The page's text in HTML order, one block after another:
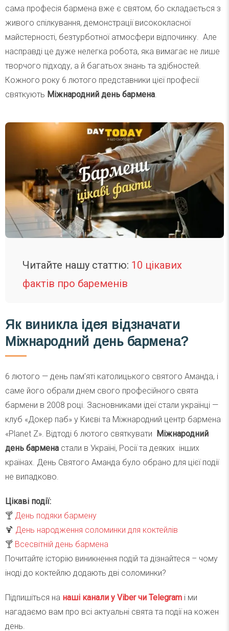
сама професія бармена вже є святом, бо складається з
живого спілкування, демонстрації висококласної
майстерності, безтурботної атмосфери відпочинку. Але
насправді це дуже нелегка робота, яка вимагає не лише
творчого підходу, а й багатьох знань та здібностей.
Кожного року 6 лютого представники цієї професії
святкують Міжнародний день бармена
Читайте нашу статтю: 10 цікавих
фактів про баременів
Як виникла ідея відзначати
Міжнародний день бармена?
6 лютого — день пам’яті католицького святого Аманда, і
саме його обрали днем свого професійного свята
бармени в 2008 році. Засновниками ідеї стали українці —
клуб «Докер паб» у Києві та Міжнародний центр бармена
«Planet Z». Відтоді 6 лютого святкувати
Міжнародний
день бармена стали в Україні, Росії та деяких інших
країнах. День Святого Аманда було обрано для цієї події
не випадково.
Цікаві події:
🍸 День подяки бармену
🍹 День народження соломинки для коктейлів
🍸 Всесвітній день бармена
Почитайте історію виникнення подій та дізнайтеся – чому
іноді до коктейлю додають дві соломинки?
Підпишіться на наші канали у Viber чи Telegram і ми
нагадаємо вам про всі актуальні свята та події на кожен
день.